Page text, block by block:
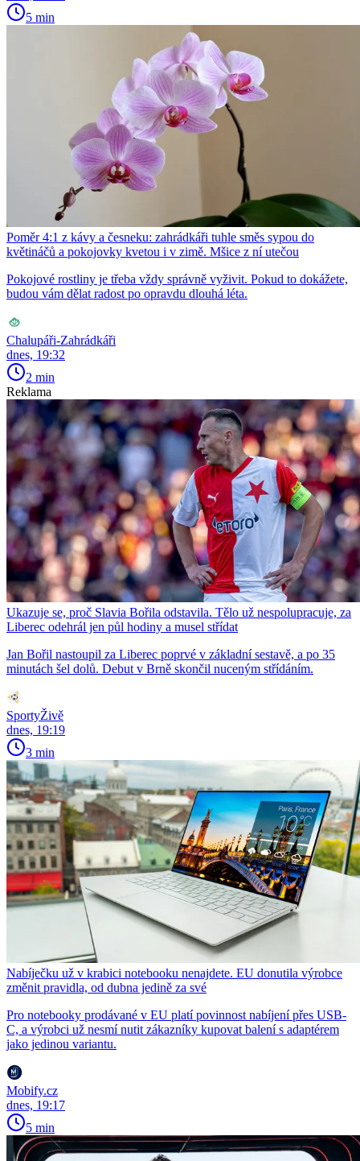
5 min
Poměr 4:1 z kávy a česneku: zahrádkáři tuhle směs sypou do
květináčů a pokojovky kvetou i v zimě. Mšice z ní utečou
Pokojové rostliny je třeba vždy správně vyživit. Pokud to dokážete,
budou vám dělat radost po opravdu dlouhá léta.
Chalupáři-Zahrádkáři
dnes, 19:32
2 min
Reklama
Ukazuje se, proč Slavia Bořila odstavila. Tělo už nespolupracuje, za
Liberec odehrál jen půl hodiny a musel střídat
Jan Bořil nastoupil za Liberec poprvé v základní sestavě, a po 35
minutách šel dolů. Debut v Brně skončil nuceným střídáním.
SportyŽivě
dnes, 19:19
3 min
Nabíječku už v krabici notebooku nenajdete. EU donutila výrobce
změnit pravidla, od dubna jedině za své
Pro notebooky prodávané v EU platí povinnost nabíjení přes USB-
C, a výrobci už nesmí nutit zákazníky kupovat balení s adaptérem
jako jedinou variantu.
Mobify.cz
dnes, 19:17
5 min